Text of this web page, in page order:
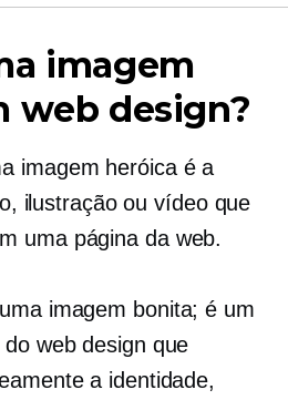
imagem
web design?
imagem heróica é a
ilustração ou vídeo que
uma página da web.
imagem bonita; é um
web design que
a identidade,